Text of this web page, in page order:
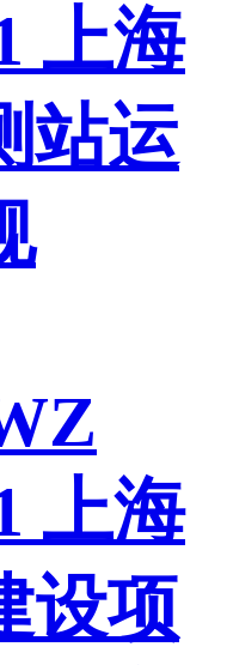
上海
站运
上海
设项